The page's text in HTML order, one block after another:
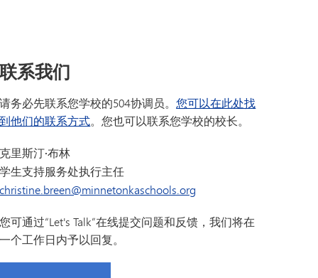
联系我们
请务必先联系您学校的504协调员。您可以在此处找
到他们的联系方式。您也可以联系您学校的校长。
克里斯汀·布林
学生支持服务处执行主任
christine.breen@minnetonkaschools.org
您可通过“Let's Talk”在线提交问题和反馈，我们将在
一个工作日内予以回复。